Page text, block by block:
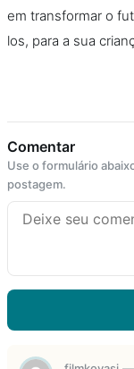
em transformar o
los, para a sua
Comentar
Use o formulário
postagem.